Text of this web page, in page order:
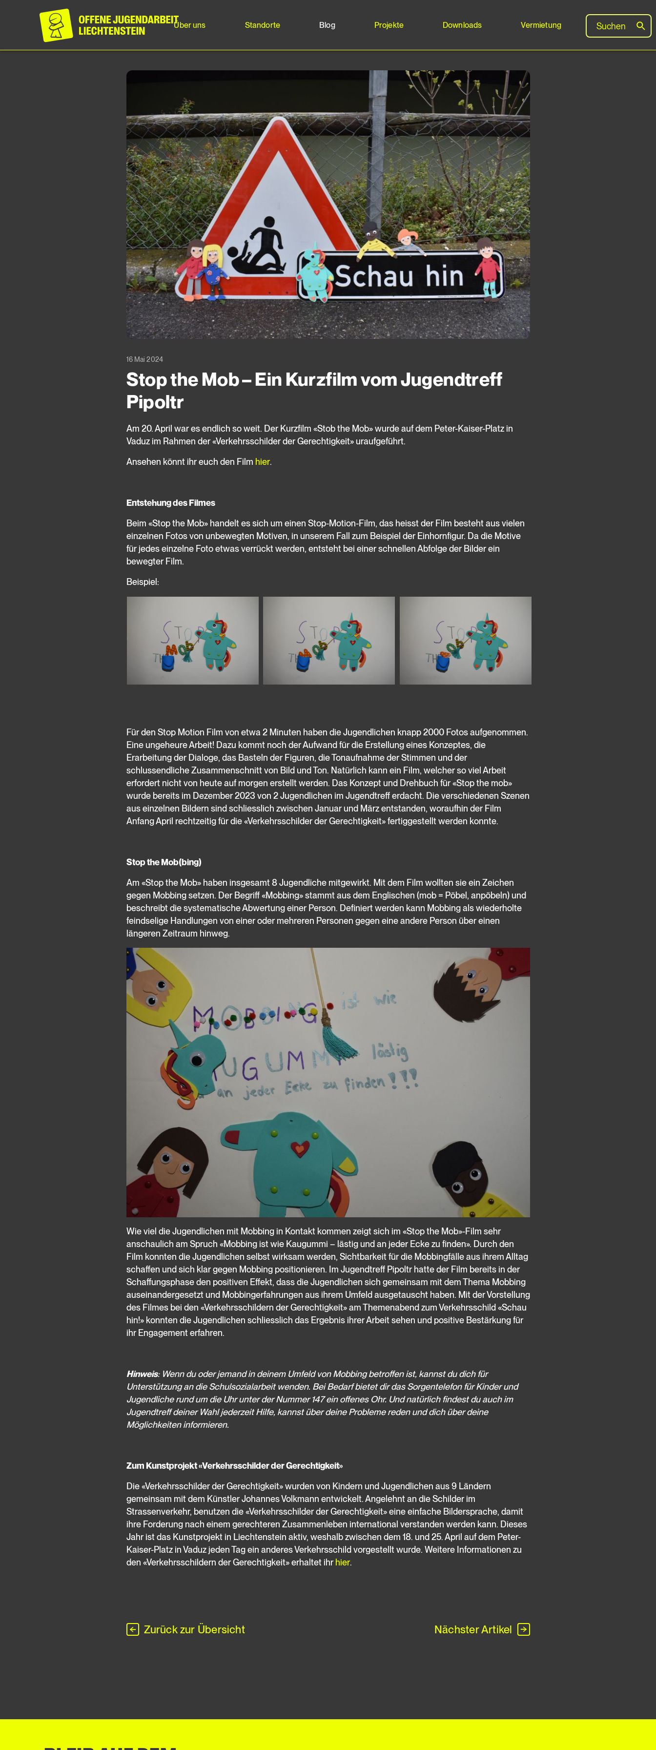
Über uns Standorte Blog Projekte Downloads Vermietung
16 Mai 2024
Stop the Mob – Ein Kurzfilm vom Jugendtreff
Pipoltr
Am 20. April war es endlich so weit. Der Kurzfilm «Stob the Mob» wurde auf dem Peter-Kaiser-Platz in
Vaduz im Rahmen der «Verkehrsschilder der Gerechtigkeit» uraufgeführt.
Ansehen könnt ihr euch den Film hier.
Entstehung des Filmes
Beim «Stop the Mob» handelt es sich um einen Stop-Motion-Film, das heisst der Film besteht aus vielen
einzelnen Fotos von unbewegten Motiven, in unserem Fall zum Beispiel der Einhornfigur. Da die Motive
für jedes einzelne Foto etwas verrückt werden, entsteht bei einer schnellen Abfolge der Bilder ein
bewegter Film.
Beispiel:
Für den Stop Motion Film von etwa 2 Minuten haben die Jugendlichen knapp 2000 Fotos aufgenommen.
Eine ungeheure Arbeit! Dazu kommt noch der Aufwand für die Erstellung eines Konzeptes, die
Erarbeitung der Dialoge, das Basteln der Figuren, die Tonaufnahme der Stimmen und der
schlussendliche Zusammenschnitt von Bild und Ton. Natürlich kann ein Film, welcher so viel Arbeit
erfordert nicht von heute auf morgen erstellt werden. Das Konzept und Drehbuch für «Stop the mob»
wurde bereits im Dezember 2023 von 2 Jugendlichen im Jugendtreff erdacht. Die verschiedenen Szenen
aus einzelnen Bildern sind schliesslich zwischen Januar und März entstanden, woraufhin der Film
Anfang April rechtzeitig für die «Verkehrsschilder der Gerechtigkeit» fertiggestellt werden konnte.
Stop the Mob(bing)
Am «Stop the Mob» haben insgesamt 8 Jugendliche mitgewirkt. Mit dem Film wollten sie ein Zeichen
gegen Mobbing setzen. Der Begriff «Mobbing» stammt aus dem Englischen (mob = Pöbel, anpöbeln) und
beschreibt die systematische Abwertung einer Person. Definiert werden kann Mobbing als wiederholte
feindselige Handlungen von einer oder mehreren Personen gegen eine andere Person über einen
längeren Zeitraum hinweg.
Wie viel die Jugendlichen mit Mobbing in Kontakt kommen zeigt sich im «Stop the Mob»-Film sehr
anschaulich am Spruch «Mobbing ist wie Kaugummi – lästig und an jeder Ecke zu finden». Durch den
Film konnten die Jugendlichen selbst wirksam werden, Sichtbarkeit für die Mobbingfälle aus ihrem Alltag
schaffen und sich klar gegen Mobbing positionieren. Im Jugendtreff Pipoltr hatte der Film bereits in der
Schaffungsphase den positiven Effekt, dass die Jugendlichen sich gemeinsam mit dem Thema Mobbing
auseinandergesetzt und Mobbingerfahrungen aus ihrem Umfeld ausgetauscht haben. Mit der Vorstellung
des Filmes bei den «Verkehrsschildern der Gerechtigkeit» am Themenabend zum Verkehrsschild «Schau
hin!» konnten die Jugendlichen schliesslich das Ergebnis ihrer Arbeit sehen und positive Bestärkung für
ihr Engagement erfahren.
Hinweis: Wenn du oder jemand in deinem Umfeld von Mobbing betroffen ist, kannst du dich für
Unterstützung an die Schulsozialarbeit wenden. Bei Bedarf bietet dir das Sorgentelefon für Kinder und
Jugendliche rund um die Uhr unter der Nummer 147 ein offenes Ohr. Und natürlich findest du auch im
Jugendtreff deiner Wahl jederzeit Hilfe, kannst über deine Probleme reden und dich über deine
Möglichkeiten informieren.
Zum Kunstprojekt «Verkehrsschilder der Gerechtigkeit»
Die «Verkehrsschilder der Gerechtigkeit» wurden von Kindern und Jugendlichen aus 9 Ländern
gemeinsam mit dem Künstler Johannes Volkmann entwickelt. Angelehnt an die Schilder im
Strassenverkehr, benutzen die «Verkehrsschilder der Gerechtigkeit» eine einfache Bildersprache, damit
ihre Forderung nach einem gerechteren Zusammenleben international verstanden werden kann. Dieses
Jahr ist das Kunstprojekt in Liechtenstein aktiv, weshalb zwischen dem 18. und 25. April auf dem Peter-
Kaiser-Platz in Vaduz jeden Tag ein anderes Verkehrsschild vorgestellt wurde. Weitere Informationen zu
den «Verkehrsschildern der Gerechtigkeit» erhaltet ihr hier.
Nächster Artikel
Zurück zur Übersicht